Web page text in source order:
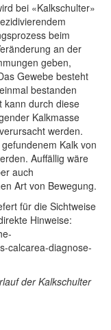
bei «Kalkschulter»
beim
an der
geben,
Gewebe besteht
bestanden
kann durch diese
Kalkmasse
werden.
Kalk von
Auffällig wäre
auch
Art von Bewegung.
für die Sichtweise
Hinweise:
calcarea-diagnose-
der Kalkschulter